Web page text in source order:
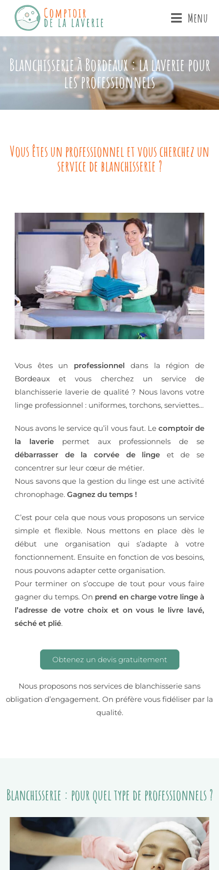
Menu
Blanchisserie à Bordeaux : la laverie pour
les professionnels
Vous êtes un professionnel et vous cherchez un
service de blanchisserie ?
Vous êtes un professionnel dans la région de
Bordeaux et vous cherchez un service de
blanchisserie laverie de qualité ? Nous lavons votre
linge professionnel : uniformes, torchons, serviettes…
Nous avons le service qu’il vous faut. Le comptoir de
la laverie permet aux professionnels de se
débarrasser de la corvée de linge et de se
concentrer sur leur cœur de métier.
Nous savons que la gestion du linge est une activité
chronophage. Gagnez du temps !
C’est pour cela que nous vous proposons un service
simple et flexible. Nous mettons en place dès le
début une organisation qui s’adapte à votre
fonctionnement. Ensuite en fonction de vos besoins,
nous pouvons adapter cette organisation.
Pour terminer on s’occupe de tout pour vous faire
gagner du temps. On prend en charge votre linge à
l’adresse de votre choix et on vous le livre lavé,
séché et plié.
Obtenez un devis gratuitement
Nous proposons nos services de blanchisserie sans
obligation d’engagement. On préfère vous fidéliser par la
qualité.
Blanchisserie : pour quel type de professionnels ?